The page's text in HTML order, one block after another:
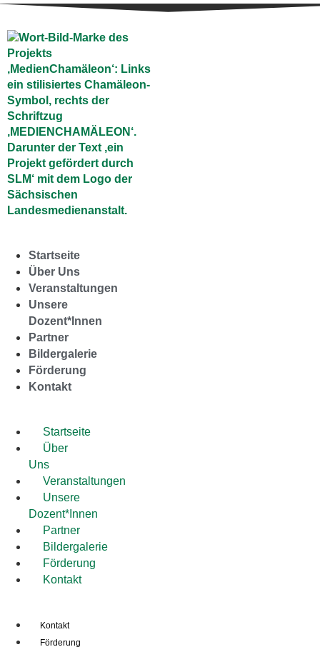
Startseite
Über Uns
Veranstaltungen
Unsere
Dozent*Innen
Partner
Bildergalerie
Förderung
Kontakt
Startseite
Über
Uns
Veranstaltungen
Unsere
Dozent*Innen
Partner
Bildergalerie
Förderung
Kontakt
Kontakt
Förderung